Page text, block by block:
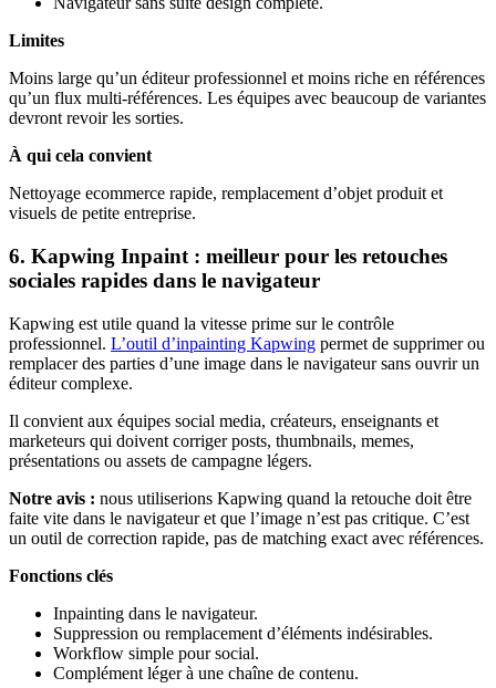
Limites
Moins large qu’un éditeur professionnel et moins riche en références
qu’un flux multi-références. Les équipes avec beaucoup de variantes
devront revoir les sorties.
À qui cela convient
Nettoyage ecommerce rapide, remplacement d’objet produit et
visuels de petite entreprise.
6. Kapwing Inpaint : meilleur pour les retouches
sociales rapides dans le navigateur
Kapwing est utile quand la vitesse prime sur le contrôle
professionnel. L’outil d’inpainting Kapwing permet de supprimer ou
remplacer des parties d’une image dans le navigateur sans ouvrir un
éditeur complexe.
Il convient aux équipes social media, créateurs, enseignants et
marketeurs qui doivent corriger posts, thumbnails, memes,
présentations ou assets de campagne légers.
Notre avis : nous utiliserions Kapwing quand la retouche doit être
faite vite dans le navigateur et que l’image n’est pas critique. C’est
un outil de correction rapide, pas de matching exact avec références.
Fonctions clés
Inpainting dans le navigateur.
Suppression ou remplacement d’éléments indésirables.
Workflow simple pour social.
Complément léger à une chaîne de contenu.